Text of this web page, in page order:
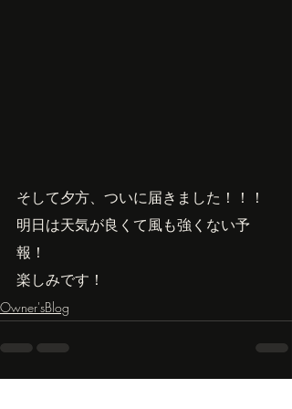
そして夕方、ついに届きました！！！
明日は天気が良くて風も強くない予
報！
楽しみです！
Owner'sBlog